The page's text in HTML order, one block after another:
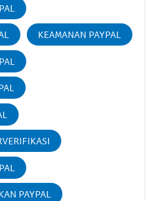
KEAMANAN PAYPAL
PAYPAL